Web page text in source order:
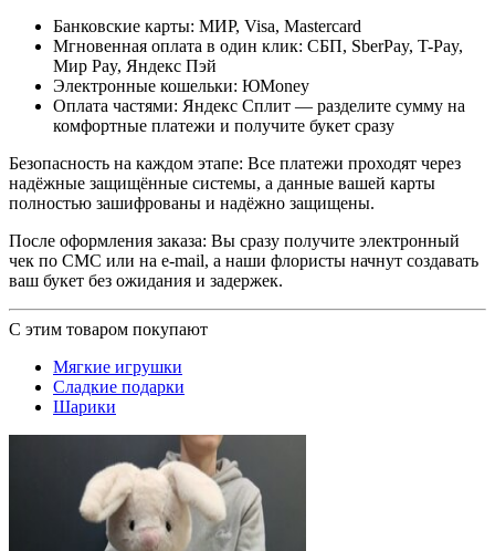
Банковские карты: МИР, Visa, Mastercard
Мгновенная оплата в один клик: СБП, SberPay, T-Pay,
Мир Pay, Яндекс Пэй
Электронные кошельки: ЮMoney
Оплата частями: Яндекс Сплит — разделите сумму на
комфортные платежи и получите букет сразу
Безопасность на каждом этапе: Все платежи проходят через
надёжные защищённые системы, а данные вашей карты
полностью зашифрованы и надёжно защищены.
После оформления заказа: Вы сразу получите электронный
чек по СМС или на e-mail, а наши флористы начнут создавать
ваш букет без ожидания и задержек.
С этим товаром покупают
Мягкие игрушки
Сладкие подарки
Шарики